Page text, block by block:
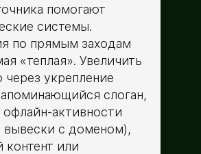
помогают
системы.
по прямым заходам
«теплая». Увеличить
укрепление
слоган,
офлайн-активности
вывески с доменом),
контент или